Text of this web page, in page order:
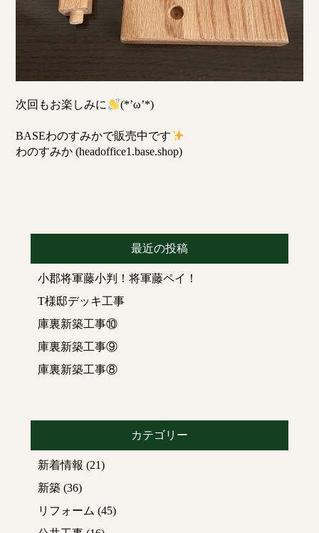
次回もお楽しみに (*’ω’*)
BASEわのすみかで販売中です
わのすみか (headoffice1.base.shop)
最近の投稿
小郡将軍藤小判！将軍藤ペイ！
T様邸デッキ工事
庫裏新築工事⑩
庫裏新築工事⑨
庫裏新築工事⑧
カテゴリー
新着情報 (21)
新築(36)
リフォーム (45)